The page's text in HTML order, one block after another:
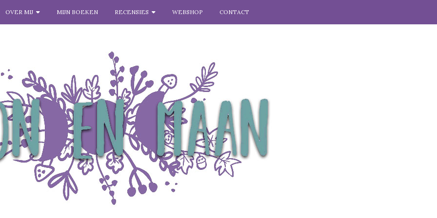
OVER MIJ MIJN BOEKEN RECENSIES WEBSHOP CONTACT